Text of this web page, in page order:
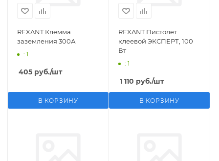
REXANT Клемма
заземления 300А
: 1
405 руб./шт
В КОРЗИНУ
REXANT Пистолет
клеевой ЭКСПЕРТ, 100
Вт
: 1
1 110 руб./шт
В КОРЗИНУ